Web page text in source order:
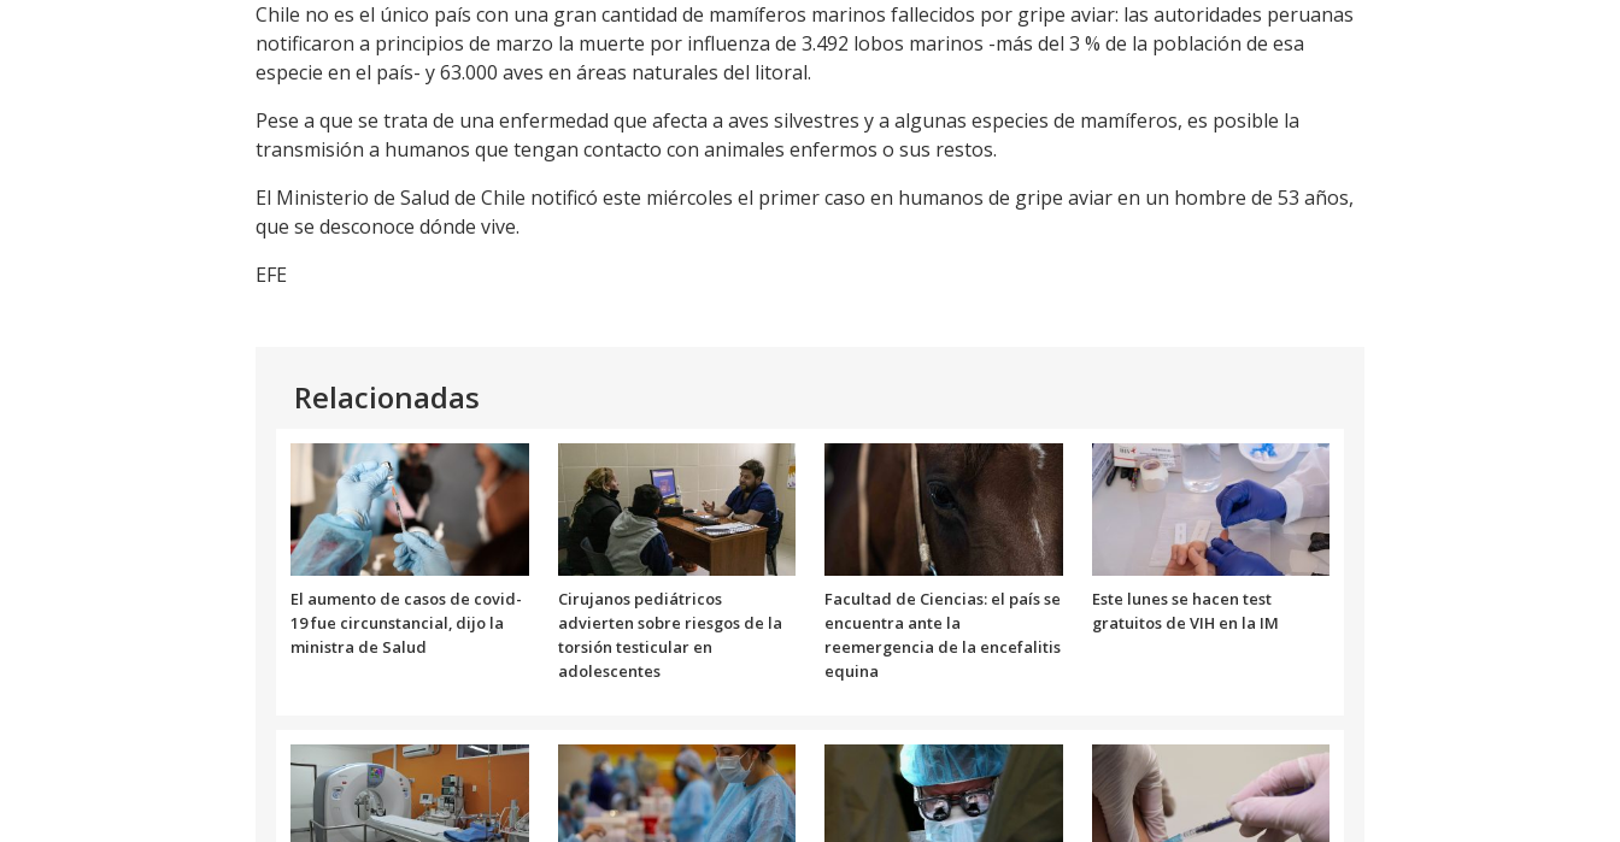
Chile no es el único país con una gran cantidad de mamíferos marinos fallecidos por gripe aviar: las autoridades peruanas
notificaron a principios de marzo la muerte por influenza de 3.492 lobos marinos -más del 3 % de la población de esa
especie en el país- y 63.000 aves en áreas naturales del litoral.
Pese a que se trata de una enfermedad que afecta a aves silvestres y a algunas especies de mamíferos, es posible la
transmisión a humanos que tengan contacto con animales enfermos o sus restos.
El Ministerio de Salud de Chile notificó este miércoles el primer caso en humanos de gripe aviar en un hombre de 53 años,
que se desconoce dónde vive.
EFE
Relacionadas
El aumento de casos de covid-
19 fue circunstancial, dijo la
ministra de Salud
Cirujanos pediátricos
advierten sobre riesgos de la
torsión testicular en
adolescentes
Facultad de Ciencias: el país se
encuentra ante la
reemergencia de la encefalitis
equina
Este lunes se hacen test
gratuitos de VIH en la IM